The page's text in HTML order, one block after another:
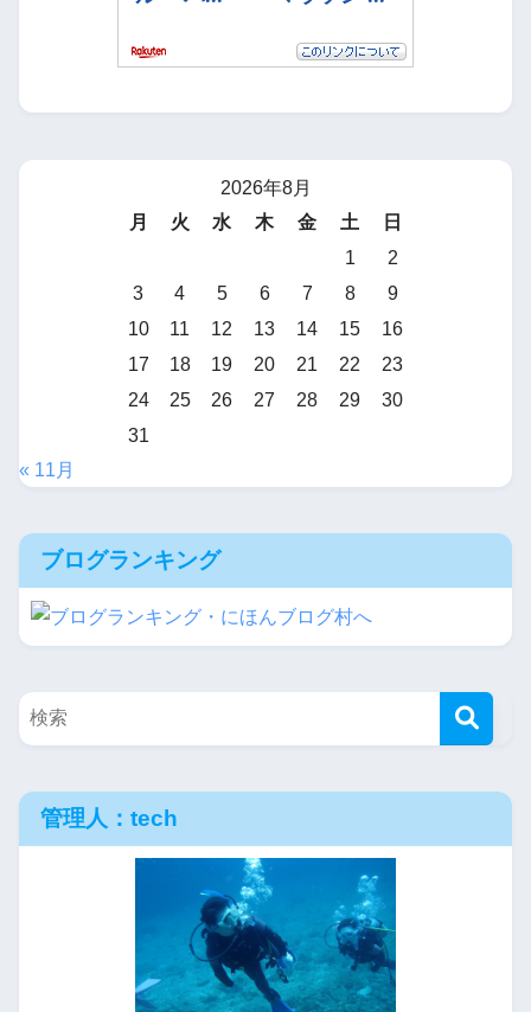
2026年8月
月
火 水 木 金 土
日
1
2
3
4 5 6 7 8
9
10
11 12 13 14 15
16
17
18 19 20 21 22
23
24
25 26 27 28 29
30
31
« 11月
ブログランキング
管理人：tech